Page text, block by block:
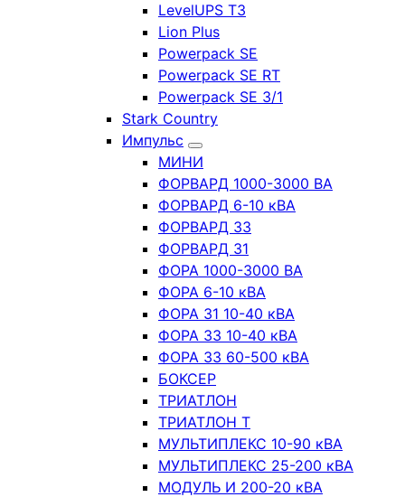
LevelUPS T3
Lion Plus
Powerpack SE
Powerpack SE RT
Powerpack SE 3/1
Stark Country
Импульс
МИНИ
ФОРВАРД 1000-3000 ВА
ФОРВАРД 6-10 кВА
ФОРВАРД 33
ФОРВАРД 31
ФОРА 1000-3000 ВА
ФОРА 6-10 кВА
ФОРА 31 10-40 кВА
ФОРА 33 10-40 кВА
ФОРА 33 60-500 кВА
БОКСЕР
ТРИАТЛОН
ТРИАТЛОН Т
МУЛЬТИПЛЕКС 10-90 кВА
МУЛЬТИПЛЕКС 25-200 кВА
МОДУЛЬ И 200-20 кВА